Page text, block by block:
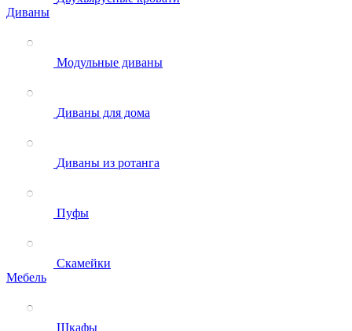
Диваны
Модульные диваны
Диваны для дома
Диваны из ротанга
Пуфы
Скамейки
Мебель
Шкафы